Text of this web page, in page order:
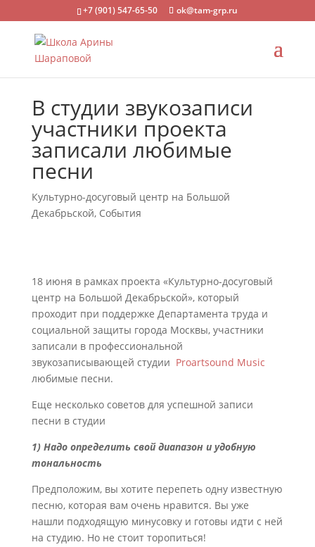
+7 (901) 547-65-50 ok@tam-grp.ru
В студии звукозаписи
участники проекта
записали любимые
песни
Культурно-досуговый центр на Большой
Декабрьской, События
18 июня в рамках проекта «Культурно-досуговый
центр на Большой Декабрьской», который
проходит при поддержке Департамента труда и
социальной защиты города Москвы, участники
записали в профессиональной
звукозаписывающей студии Proartsound Music
любимые песни.
Еще несколько советов для успешной записи
песни в студии
1) Надо определить свой диапазон и удобную
тональность
Предположим, вы хотите перепеть одну известную
песню, которая вам очень нравится. Вы уже
нашли подходящую минусовку и готовы идти с ней
на студию. Но не стоит торопиться!